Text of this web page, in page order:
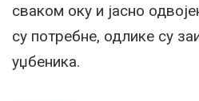
сваком оку и јасно
су потребне, одлике су
уџбеника.